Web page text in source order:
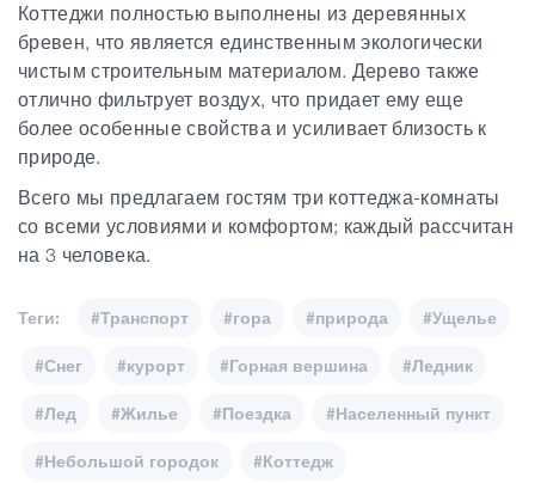
Коттеджи полностью выполнены из деревянных
бревен, что является единственным экологически
чистым строительным материалом. Дерево также
отлично фильтрует воздух, что придает ему еще
более особенные свойства и усиливает близость к
природе.
Всего мы предлагаем гостям три коттеджа-комнаты
со всеми условиями и комфортом; каждый рассчитан
на 3 человека.
Теги: #Транспорт #гора #природа #Ущелье
#Снег #курорт #Горная вершина #Ледник
#Лед #Жилье #Поездка #Населенный пункт
#Небольшой городок #Коттедж